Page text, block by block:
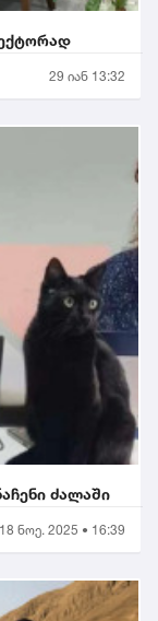
29 იან 13:32
ძალაში
18 ნოე. 2025 • 16:39